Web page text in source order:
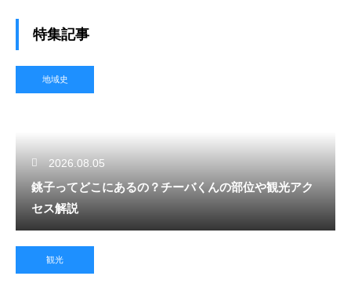
特集記事
地域史
2026.08.05
銚子ってどこにあるの？チーバくんの部位や観光アク
セス解説
観光